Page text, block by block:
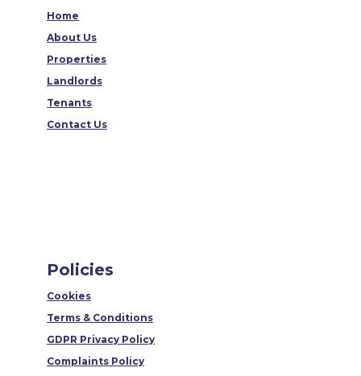
Home
About Us
Properties
Landlords
Tenants
Contact Us
Policies
Cookies
Terms & Conditions
GDPR Privacy Policy
Complaints Policy